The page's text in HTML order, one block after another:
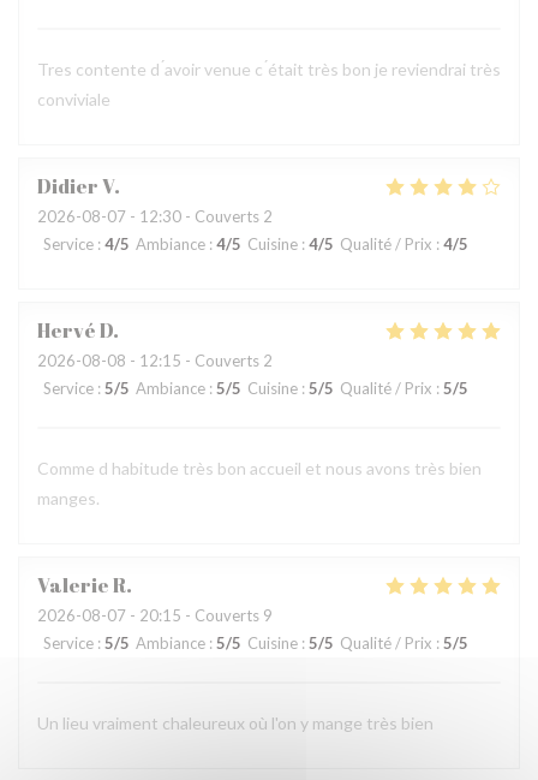
Tres contente d ́avoir venue c ́était très bon je reviendrai très
conviviale
DidierV
2026-08-07 - 12:30 - Couverts 2
Service : 4/5 Ambiance : 4/5 Cuisine : 4/5 Qualité / Prix : 4/5
HervéD
2026-08-08 - 12:15 - Couverts 2
Service : 5/5 Ambiance : 5/5 Cuisine : 5/5 Qualité / Prix : 5/5
Comme d habitude très bon accueil et nous avons très bien
manges.
ValerieR
2026-08-07 - 20:15 - Couverts 9
Service : 5/5 Ambiance : 5/5 Cuisine : 5/5 Qualité / Prix : 5/5
Un lieu vraiment chaleureux où l'on y mange très bien